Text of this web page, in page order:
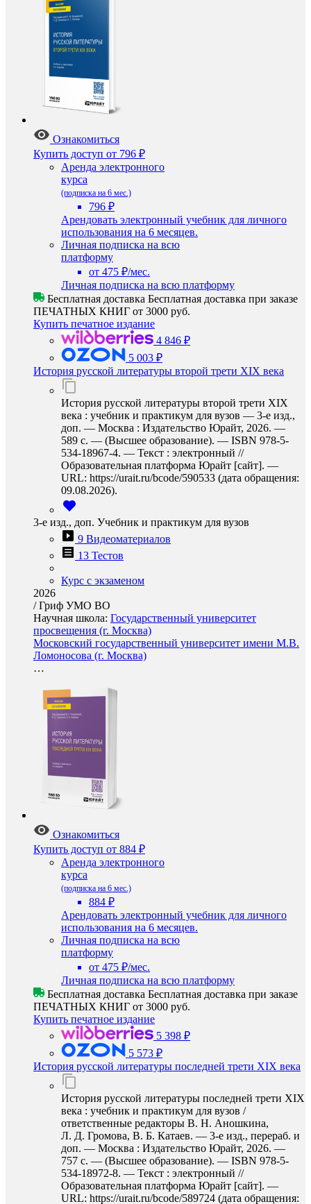
Ознакомиться
Купить доступ от 796 ₽
Аренда электронного
курса
(подписка на 6 мес.)
796 ₽
Арендовать электронный учебник для личного
использования на 6 месяцев.
Личная подписка на всю
платформу
от 475 ₽/мес.
Личная подписка на всю платформу
Бесплатная доставка Бесплатная доставка при заказе
ПЕЧАТНЫХ КНИГ от 3000 руб.
Купить печатное издание
4 846 ₽
5 003 ₽
История русской литературы второй трети XIX века
История русской литературы второй трети XIX
века : учебник и практикум для вузов — 3-е изд.,
доп. — Москва : Издательство Юрайт, 2026. —
589 с. — (Высшее образование). — ISBN 978-5-
534-18967-4. — Текст : электронный //
Образовательная платформа Юрайт [сайт]. —
URL: https://urait.ru/bcode/590533 (дата обращения:
09.08.2026).
3-е изд., доп. Учебник и практикум для вузов
9 Видеоматериалов
13 Тестов
Курс с экзаменом
2026
/Гриф УМО ВО
Научная школа: Государственный университет
просвещения (г. Москва)
Московский государственный университет имени М.В.
Ломоносова (г. Москва)
…
Ознакомиться
Купить доступ от 884 ₽
Аренда электронного
курса
(подписка на 6 мес.)
884 ₽
Арендовать электронный учебник для личного
использования на 6 месяцев.
Личная подписка на всю
платформу
от 475 ₽/мес.
Личная подписка на всю платформу
Бесплатная доставка Бесплатная доставка при заказе
ПЕЧАТНЫХ КНИГ от 3000 руб.
Купить печатное издание
5 398 ₽
5 573 ₽
История русской литературы последней трети XIX века
История русской литературы последней трети XIX
века : учебник и практикум для вузов /
ответственные редакторы В. Н. Аношкина,
Л. Д. Громова, В. Б. Катаев. — 3-е изд., перераб. и
доп. — Москва : Издательство Юрайт, 2026. —
757 с. — (Высшее образование). — ISBN 978-5-
534-18972-8. — Текст : электронный //
Образовательная платформа Юрайт [сайт]. —
URL: https://urait.ru/bcode/589724 (дата обращения: